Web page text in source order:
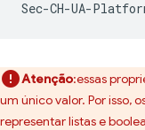
Atenção:essas
um único valor. Por isso,
representar listas e